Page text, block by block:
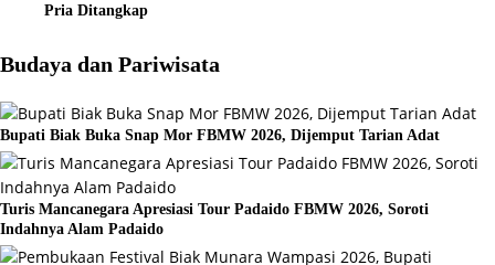
Pria Ditangkap
Budaya dan Pariwisata
Bupati Biak Buka Snap Mor FBMW 2026, Dijemput Tarian Adat
Turis Mancanegara Apresiasi Tour Padaido FBMW 2026, Soroti
Indahnya Alam Padaido